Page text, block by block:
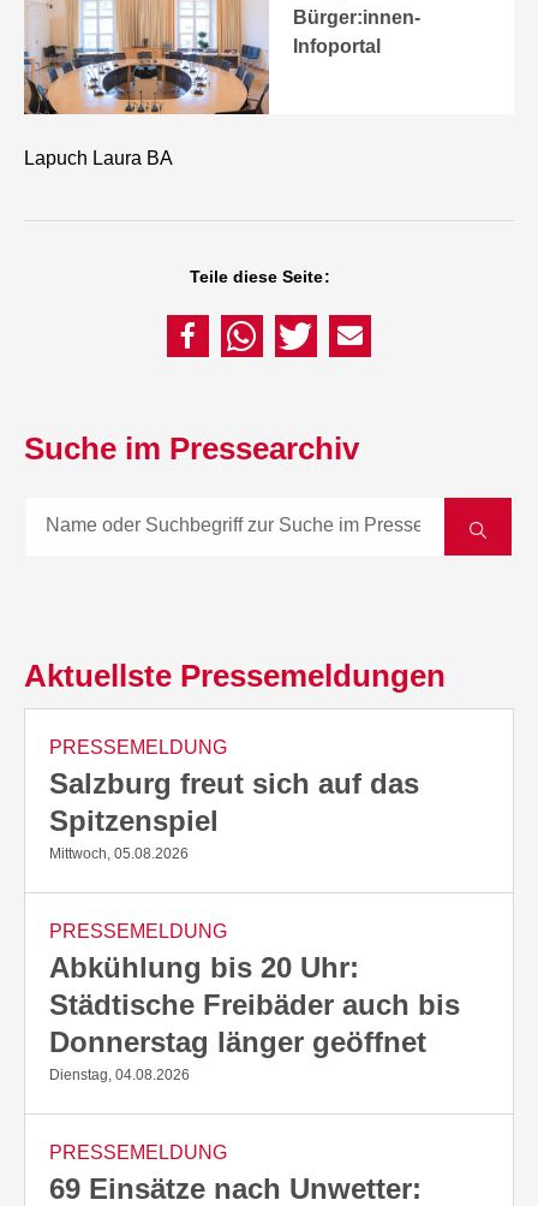
Bürger:innen-
Infoportal
Lapuch Laura BA
Teile diese Seite:
Suche im Pressearchiv
Aktuellste Pressemeldungen
PRESSEMELDUNG
Salzburg freut sich auf das
Spitzenspiel
Mittwoch, 05.08.2026
PRESSEMELDUNG
Abkühlung bis 20 Uhr:
Städtische Freibäder auch bis
Donnerstag länger geöffnet
Dienstag, 04.08.2026
PRESSEMELDUNG
69 Einsätze nach Unwetter: